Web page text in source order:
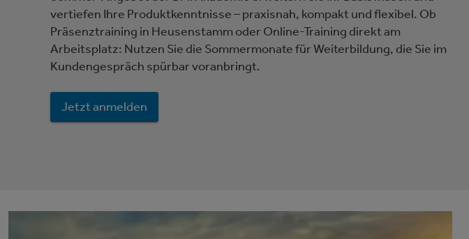
vertiefen Ihre Produktkenntnisse – praxisnah, kompakt und flexibel. Ob
Präsenztraining in Heusenstamm oder Online-Training direkt am
Arbeitsplatz: Nutzen Sie die Sommermonate für Weiterbildung, die Sie im
Kundengespräch spürbar voranbringt.
Jetzt anmelden